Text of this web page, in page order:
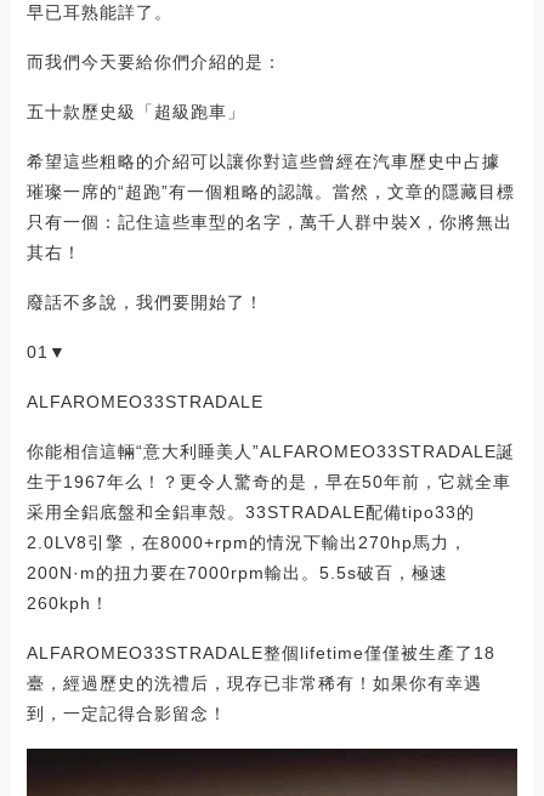
早已耳熟能詳了。
而我們今天要給你們介紹的是：
五十款歷史級「超級跑車」
希望這些粗略的介紹可以讓你對這些曾經在汽車歷史中占據
璀璨一席的“超跑”有一個粗略的認識。當然，文章的隱藏目標
只有一個：記住這些車型的名字，萬千人群中裝X，你將無出
其右！
廢話不多說，我們要開始了！
01▼
ALFAROMEO33STRADALE
你能相信這輛“意大利睡美人”ALFAROMEO33STRADALE誕
生于1967年么！？更令人驚奇的是，早在50年前，它就全車
采用全鋁底盤和全鋁車殼。33STRADALE配備tipo33的
2.0LV8引擎，在8000+rpm的情況下輸出270hp馬力，
200N·m的扭力要在7000rpm輸出。5.5s破百，極速
260kph！
ALFAROMEO33STRADALE整個lifetime僅僅被生產了18
臺，經過歷史的洗禮后，現存已非常稀有！如果你有幸遇
到，一定記得合影留念！